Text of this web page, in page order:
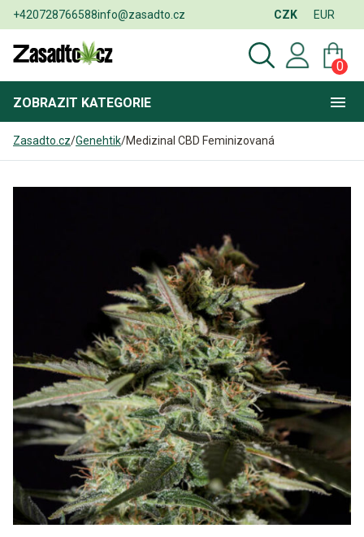
+420728766588info@zasadto.cz CZK EUR
0
ZOBRAZIT KATEGORIE
Zasadto.cz/Genehtik/Medizinal CBD Feminizovaná